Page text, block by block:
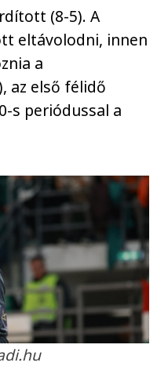
(8-5). A
eltávolodni, innen
a
az első félidő
s periódussal a